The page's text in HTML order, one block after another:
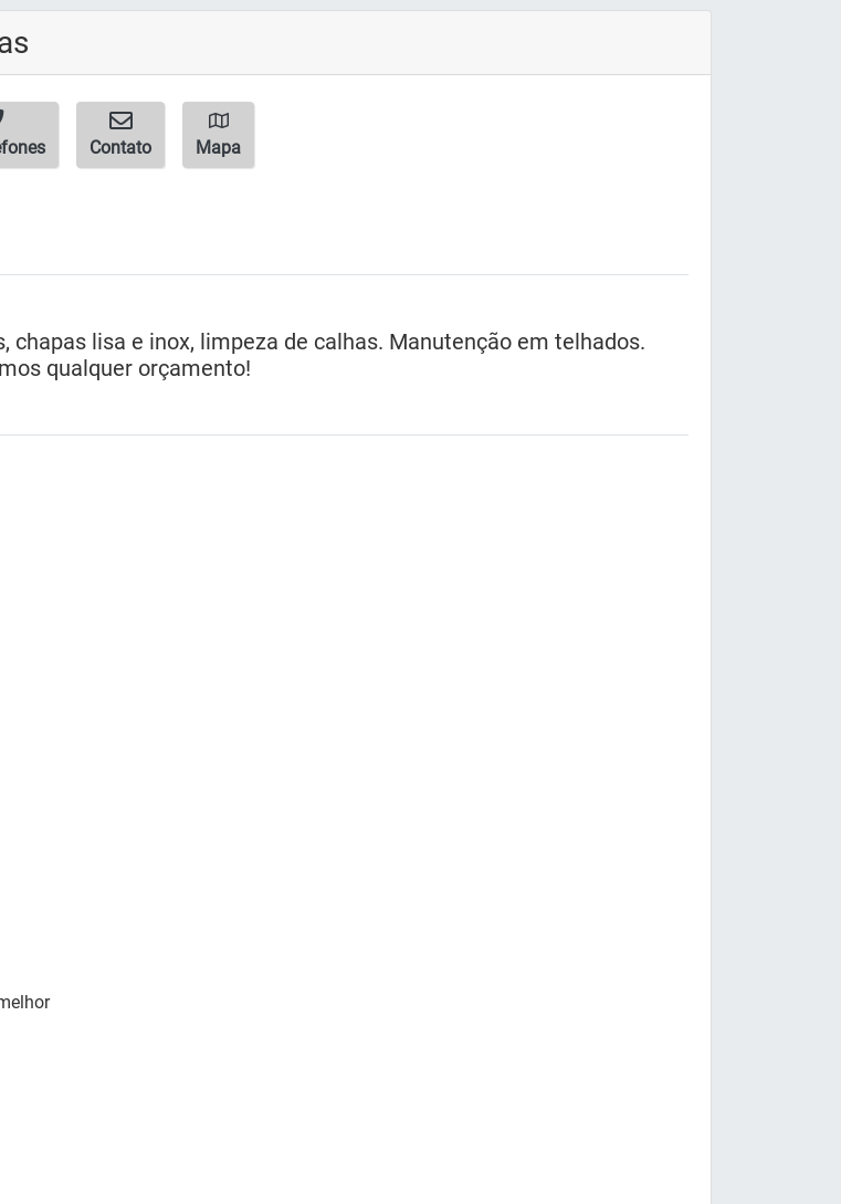
Contato Mapa
chapas lisa e inox, limpeza de calhas. Manutenção em telhados.
qualquer orçamento!